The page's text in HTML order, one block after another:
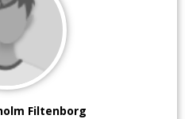
Filtenborg